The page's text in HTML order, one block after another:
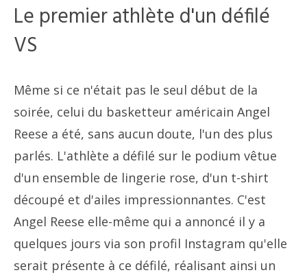
Le premier athlète d'un défilé
VS
Même si ce n'était pas le seul début de la
soirée, celui du basketteur américain Angel
Reese a été, sans aucun doute, l'un des plus
parlés. L'athlète a défilé sur le podium vêtue
d'un ensemble de lingerie rose, d'un t-shirt
découpé et d'ailes impressionnantes. C'est
Angel Reese elle-même qui a annoncé il y a
quelques jours via son profil Instagram qu'elle
serait présente à ce défilé, réalisant ainsi un